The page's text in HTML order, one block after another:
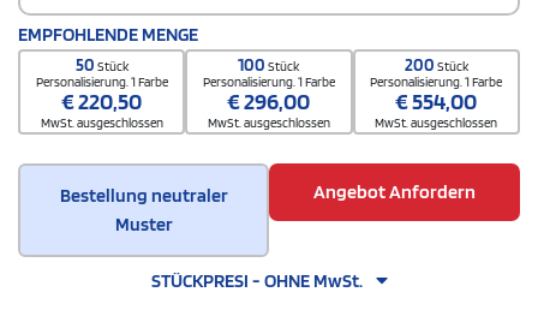
EMPFOHLENDE MENGE
50 Stück
Personalisierung. 1 Farbe
€220,50
MwSt. ausgeschlossen
100Stück
Personalisierung. 1 Farbe
€296,00
MwSt. ausgeschlossen
200 Stück
Personalisierung. 1 Farbe
€554,00
MwSt. ausgeschlossen
Bestellung neutraler
Muster
Angebot Anfordern
STÜCKPRESI - OHNE MwSt.